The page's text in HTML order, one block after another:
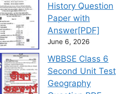
History Question
Paper with
Answer[PDF]
June 6, 2026
WBBSE Class 6
Second Unit Test
Geography